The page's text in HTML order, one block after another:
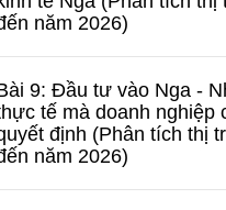
năm 2026)
9: Đầu tư vào Nga -
tế mà doanh nghiệp
định (Phân tích thị
năm 2026)